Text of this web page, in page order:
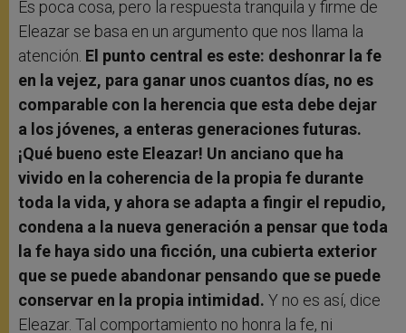
Es poca cosa, pero la respuesta tranquila y firme de
Eleazar se basa en un argumento que nos llama la
atención. El punto central es este: deshonrar la fe
en la vejez, para ganar unos cuantos días, no es
comparable con la herencia que esta debe dejar
a los jóvenes, a enteras generaciones futuras.
¡Qué bueno este Eleazar! Un anciano que ha
vivido en la coherencia de la propia fe durante
toda la vida, y ahora se adapta a fingir el repudio,
condena a la nueva generación a pensar que toda
la fe haya sido una ficción, una cubierta exterior
que se puede abandonar pensando que se puede
conservar en la propia intimidad. Y no es así, dice
Eleazar. Tal comportamiento no honra la fe, ni